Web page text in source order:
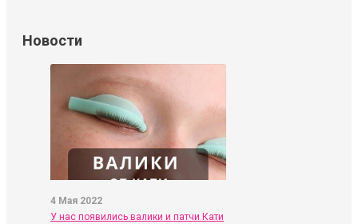
Новости
4 Мая 2022
У нас появились валики и патчи Кати